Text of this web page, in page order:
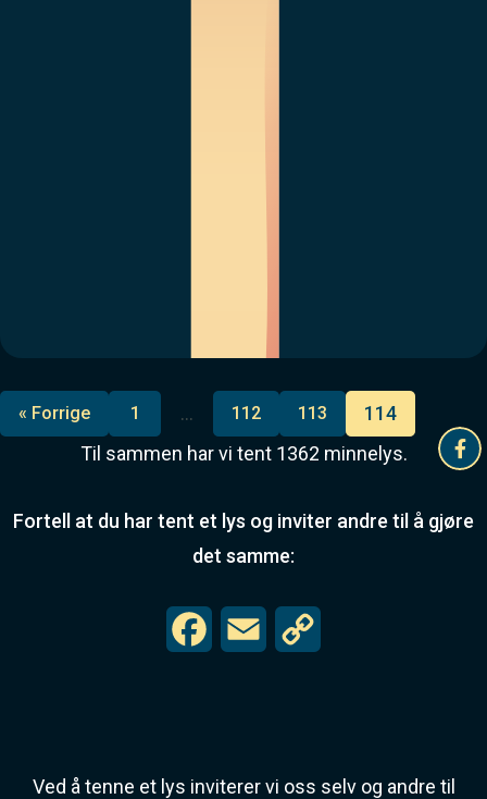
« Forrige 1 … 112 113
114
Til sammen har vi tent 1362 minnelys.
Fortell at du har tent et lys og inviter andre til å gjøre
det samme:
Ved å tenne et lys inviterer vi oss selv og andre til